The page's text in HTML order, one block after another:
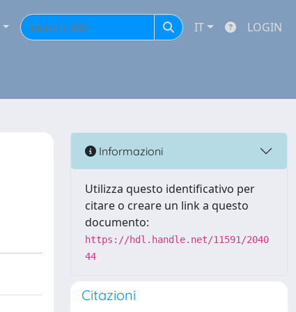
IT LOGIN
Informazioni
Utilizza questo identificativo per
citare o creare un link a questo
documento:
https://hdl.handle.net/11591/2040
44
Citazioni